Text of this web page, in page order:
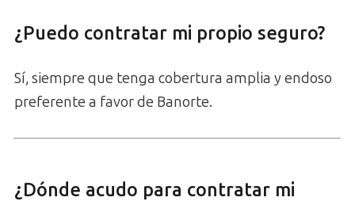
¿Puedo contratar mi propio seguro?
Sí, siempre que tenga cobertura amplia y endoso
preferente a favor de Banorte.
¿Dónde acudo para contratar mi